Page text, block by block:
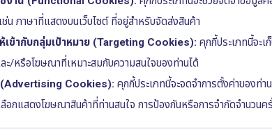
เช่น ภาษาที่แสดงบนเว็บไซต์ ที่อยู่สำหรับจัดส่งสินค้า
เข้ากับกลุ่มเป้าหมาย (Targeting Cookies): คุกกี้ประเภทนี้จะเ
ะ/หรือโฆษณาที่เหมาะสมกับความสนใจของท่านได้
Cookies): คุกกี้ประเภทนี้จะจดจำการตั้งค่าของท่า
ลือกแสดงโฆษณาสินค้าที่ท่านสนใจ การป้องกันหรือการจำกัดจำนวนค